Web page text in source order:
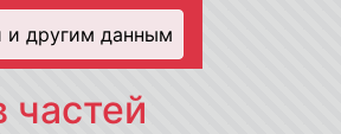
другим данным